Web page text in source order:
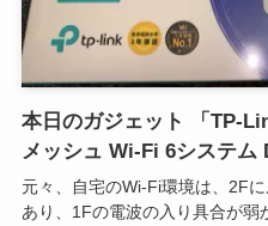
本日のガジェット 「TP-
メッシュ Wi-Fi 6システム
元々、自宅のWi-Fi環境は、2F
あり、1Fの電波の入り具合が弱